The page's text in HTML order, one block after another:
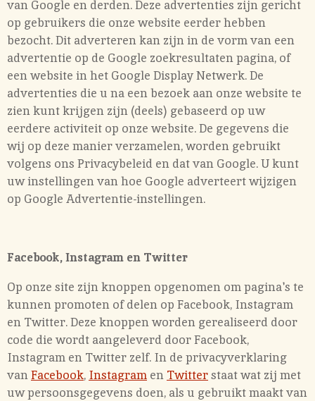
van Google en derden. Deze advertenties zijn gericht
op gebruikers die onze website eerder hebben
bezocht. Dit adverteren kan zijn in de vorm van een
advertentie op de Google zoekresultaten pagina, of
een website in het Google Display Netwerk. De
advertenties die u na een bezoek aan onze website te
zien kunt krijgen zijn (deels) gebaseerd op uw
eerdere activiteit op onze website. De gegevens die
wij op deze manier verzamelen, worden gebruikt
volgens ons Privacybeleid en dat van Google. U kunt
uw instellingen van hoe Google adverteert wijzigen
op Google Advertentie-instellingen.
Facebook, Instagram en Twitter
Op onze site zijn knoppen opgenomen om pagina's te
kunnen promoten of delen op Facebook, Instagram
en Twitter. Deze knoppen worden gerealiseerd door
code die wordt aangeleverd door Facebook,
Instagram en Twitter zelf. In de privacyverklaring
vanFacebook, Instagram en Twitterstaat wat zij met
uw persoonsgegevens doen, als u gebruikt maakt van